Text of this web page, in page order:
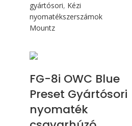
gyártósori, Kézi
nyomatékszerszámok
Mountz
FG-8i OWC Blue
Preset Gyártósori
nyomaték